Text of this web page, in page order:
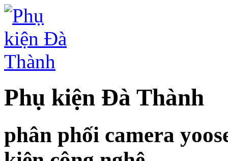
Phụ kiện Đà Thành
phân phối camera